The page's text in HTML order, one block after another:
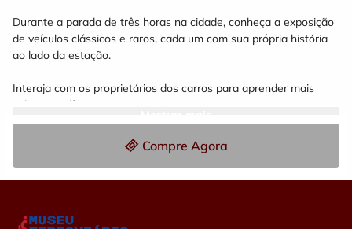
Durante a parada de três horas na cidade, conheça a exposição
de veículos clássicos e raros, cada um com sua própria história
ao lado da estação.
Interaja com os proprietários dos carros para aprender mais
sobre as relíquias.
Desfrute da praça de alimentação repleta de food trucks. A
variedade de opções gastronômicas, galeto no salão paroquial,
feira de artesanato e muita música ao vivo.
Compre Agora